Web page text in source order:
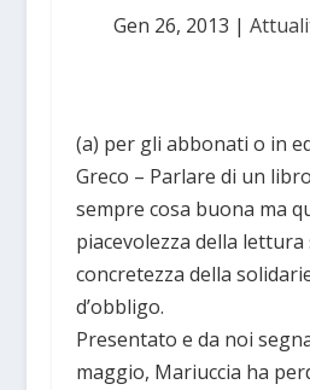
Gen 26, 2013 |
(a) per gli abbonati o in
Greco – Parlare di un
sempre cosa buona ma
piacevolezza della
concretezza della
d’obbligo.
Presentato e da noi
maggio, Mariuccia ha